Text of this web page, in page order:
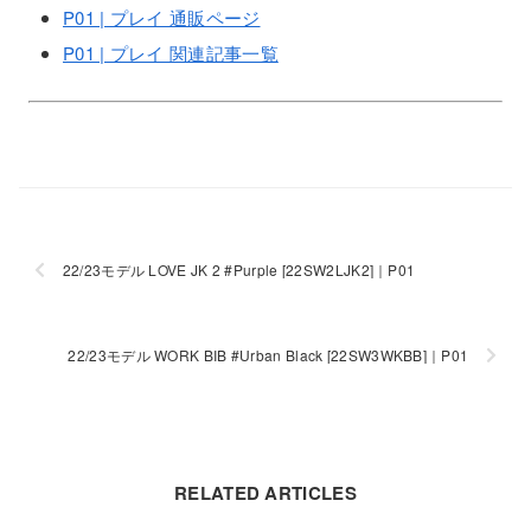
P01 | プレイ 通販ページ
P01 | プレイ 関連記事一覧
22/23モデル LOVE JK 2 #Purple [22SW2LJK2]｜P01
22/23モデル WORK BIB #Urban Black [22SW3WKBB]｜P01
RELATED ARTICLES